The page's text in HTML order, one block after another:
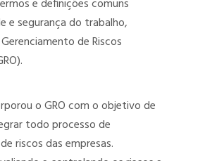
AO ESOCIAL
e definições comuns
e segurança do trabalho,
de Riscos
o GRO com o objetivo de
todo processo de
riscos das empresas.